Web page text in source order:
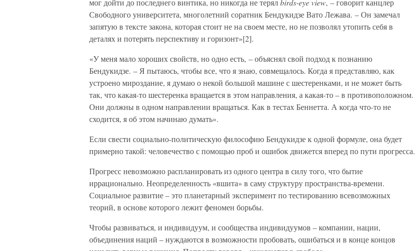
мог дойти до последнего винтика, но никогда не терялbirds-eye view, – говорит канцлер
Свободного университета, многолетний соратник Бендукидзе Вато Лежава. – Он замечал
запятую в тексте закона, которая стоит не на своем месте, но не позволял утопить себя в
деталях и потерять перспективу и горизонт»[2].
«У меня мало хороших свойств, но одно есть, – объяснял свой подход к познанию
Бендукидзе. – Я пытаюсь, чтобы все, что я знаю, совмещалось. Когда я представляю, как
устроено мироздание, я думаю о некой большой машине с шестеренками, и не может быть
так, что какая-то шестеренка вращается в этом направления, а какая-то – в противоположном.
Они должны в одном направлении вращаться. Как в тестах Беннетта. А когда что-то не
сходится, я об этом начинаю думать».
Если свести социально-политическую философию Бендукидзе к одной формуле, она будет
примерно такой: человечество с помощью проб и ошибок движется вперед по пути прогресса.
Прогресс невозможно распланировать из одного центра в силу того, что бытие
иррационально. Неопределенность «вшита» в саму структуру пространства-времени.
Социальное развитие – это планетарный эксперимент по тестированию всевозможных
теорий, в основе которого лежит феномен борьбы.
Чтобы развиваться, и индивидуум, и сообщества индивидуумов – компании, нации,
объединения наций – нуждаются в возможности пробовать, ошибаться и в конце концов